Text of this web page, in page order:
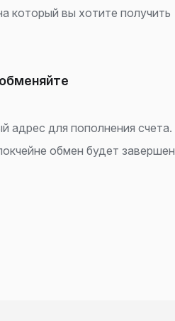
который вы хотите получить
адрес для пополнения счета.
обмен будет завершен